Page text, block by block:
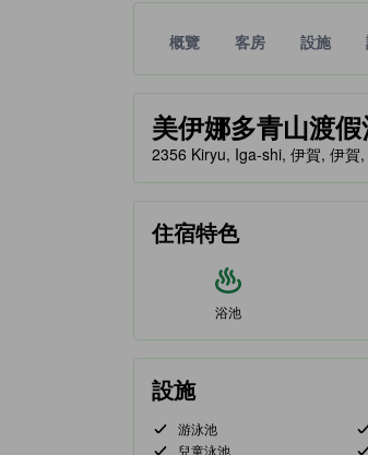
概覽 客房 設施
美伊娜多青山渡
tooltip
金星評級由夥伴網站提供，反映
2356 Kiryu, Iga-shi, 伊賀, 伊賀
住宿特色
浴池
設施
游泳池
兒童泳池